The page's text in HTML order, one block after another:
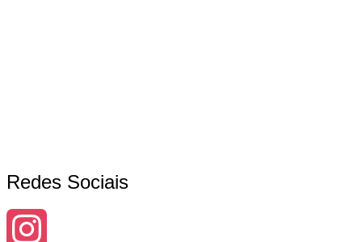
Redes Sociais